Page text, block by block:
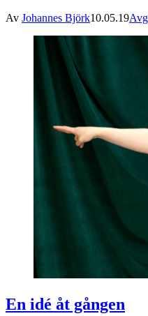
Av Johannes Björk10.05.19
En idé åt gången